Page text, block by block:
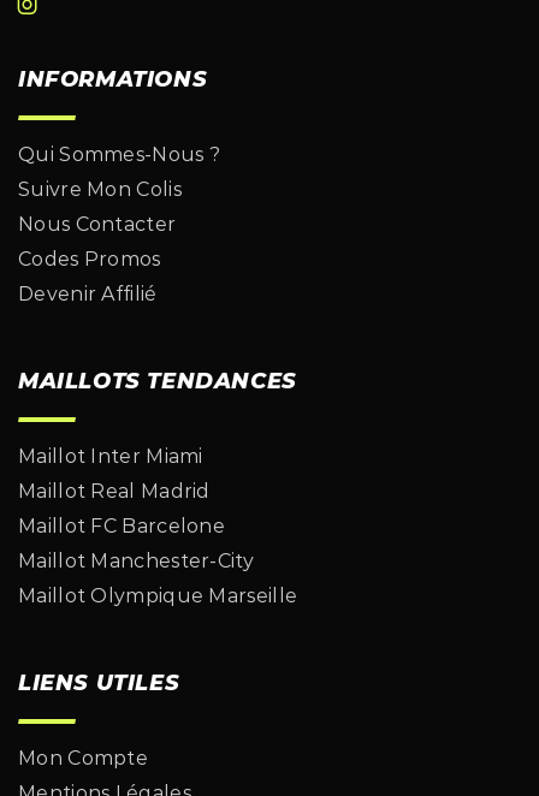
INFORMATIONS
Qui Sommes-Nous ?
Suivre Mon Colis
Nous Contacter
Codes Promos
Devenir Affilié
MAILLOTS TENDANCES
Maillot Inter Miami
Maillot Real Madrid
Maillot FC Barcelone
Maillot Manchester-City
Maillot Olympique Marseille
LIENS UTILES
Mon Compte